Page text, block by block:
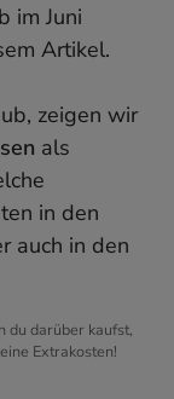
im Juni
Artikel.
zeigen wir
als
in den
auch in den
du darüber kaufst,
Extrakosten!